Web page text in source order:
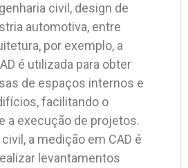
civil, design de
automotiva, entre
por exemplo, a
é utilizada para obter
de espaços internos e
facilitando o
a execução de projetos.
a medição em CAD é
levantamentos